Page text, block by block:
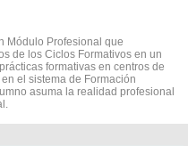
Módulo Profesional que
de los Ciclos Formativos en un
formativas en centros de
el sistema de Formación
asuma la realidad profesional